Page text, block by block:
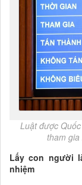
Luật được
tham gia
Lấy con người
nhiệm